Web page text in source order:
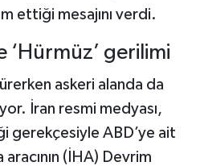
ettiği mesajını verdi.
‘Hürmüz’ gerilimi
askeri alanda da
İran resmi medyası,
gerekçesiyle ABD’ye ait
aracının (İHA) Devrim